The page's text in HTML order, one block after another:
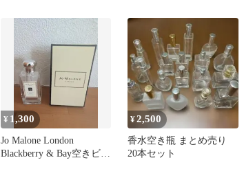
¥ 1,300
Jo Malone London
Blackberry & Bay空きビン
¥2,500
香水空き瓶 まとめ売り
20本セット